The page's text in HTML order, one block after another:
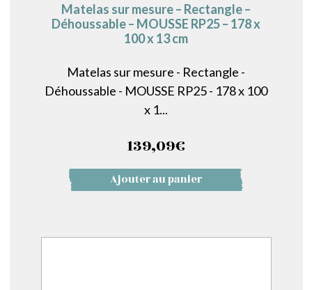
Matelas sur mesure – Rectangle –
Déhoussable – MOUSSE RP25 – 178 x
100 x 13 cm
Matelas sur mesure - Rectangle -
Déhoussable - MOUSSE RP25 - 178 x 100
x 1...
139,09€
Ajouter au panier